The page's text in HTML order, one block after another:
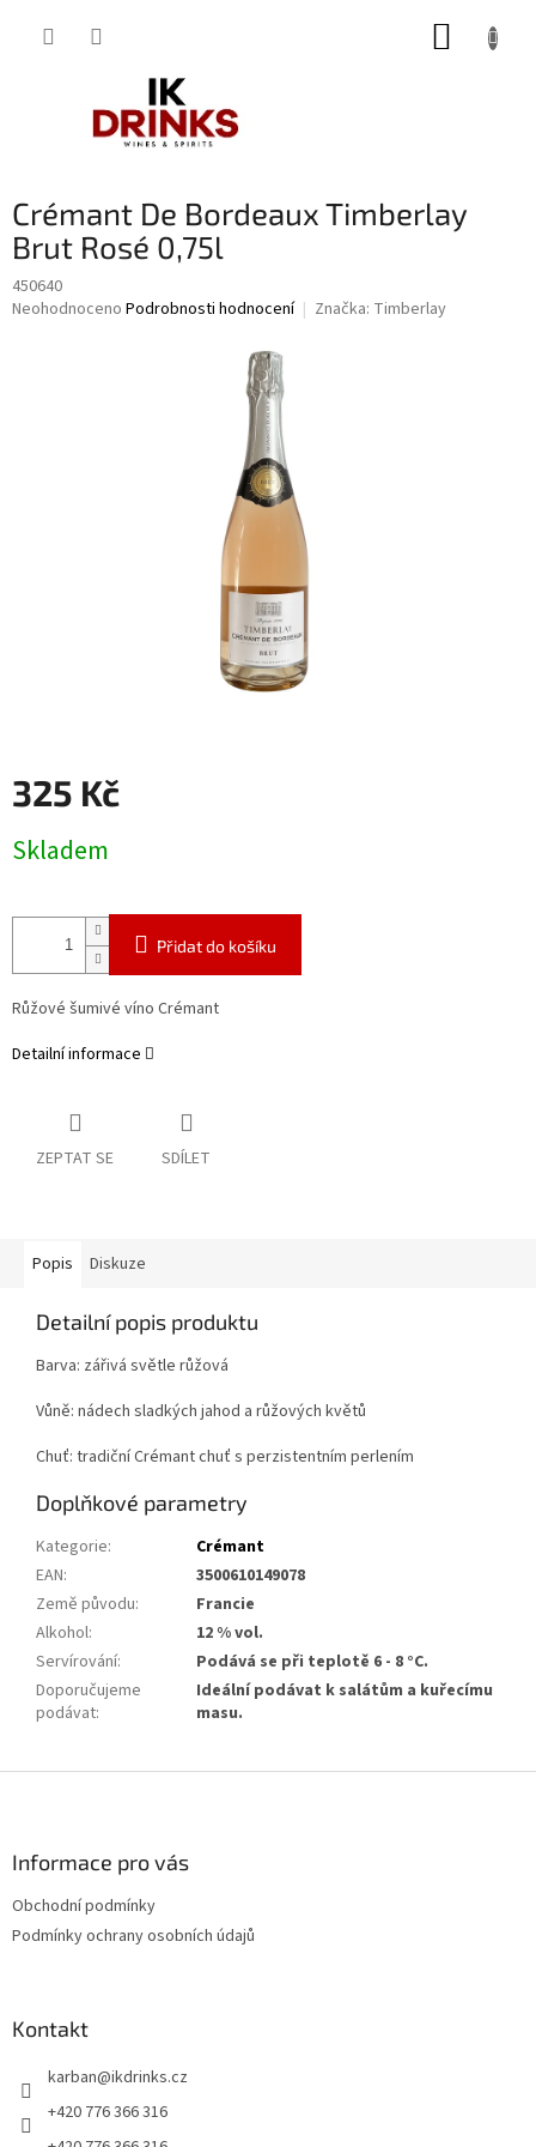
Crémant De Bordeaux Timberlay
Brut Rosé 0,75l
450640
Průměrné
Neohodnoceno Podrobnosti hodnocení Značka: Timberlay
325 Kč
cena:
Skladem
Přidat do košíku
Růžové šumivé víno Crémant
Detailní informace
ZEPTAT SE SDÍLET
Popis Diskuze
Detailní popis produktu
Barva: zářivá světle růžová
Vůně: nádech sladkých jahod a růžových květů
Chuť: tradiční Crémant chuť s perzistentním perlením
Doplňkové parametry
Kategorie:
Crémant
EAN:
3500610149078
Země původu:
Francie
Alkohol:
12 % vol.
Servírování:
Podává se při teplotě 6 - 8 °C.
Doporučujeme
podávat:
Ideální podávat k salátům a kuřecímu
masu.
Informace pro vás
Obchodní podmínky
Podmínky ochrany osobních údajů
Kontakt
karban@ikdrinks.cz
+420 776 366 316